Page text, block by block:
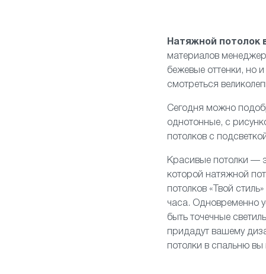
Натяжной потолок
материалов
бежевые оттенки, но
смотреться
Сегодня можно
однотонные, с
потолков с
Красивые потолки —
которой натяжной
потолков «Твой
часа. Одновременно
быть точечные
придадут вашему
потолки в спальню вы